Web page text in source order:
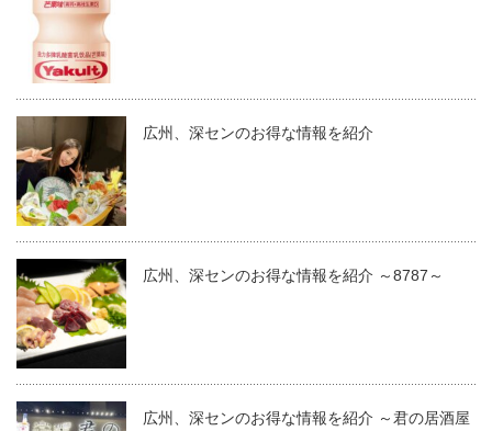
広州、深センのお得な情報を紹介
広州、深センのお得な情報を紹介 ～8787～
広州、深センのお得な情報を紹介 ～君の居酒屋